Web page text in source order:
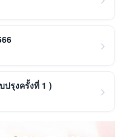
รุงครั้งที่ 1 )